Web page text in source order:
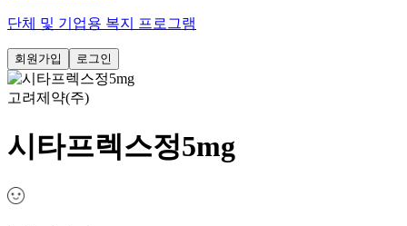
단체 및 기업용 복지 프로그램
회원가입 로그인
고려제약(주)
시타프렉스정5mg